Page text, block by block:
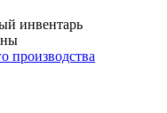
инвентарь
производства